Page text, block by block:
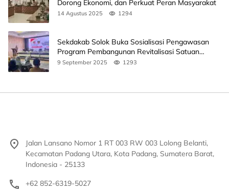
Dorong Ekonomi, dan Perkuat Peran Masyarakat
14 Agustus 2025 1294
Sekdakab Solok Buka Sosialisasi Pengawasan
Program Pembangunan Revitalisasi Satuan
Pendidikan
9 September 2025 1293
Jalan Lansano Nomor 1 RT 003 RW 003 Lolong Belanti,
Kecamatan Padang Utara, Kota Padang, Sumatera Barat,
Indonesia - 25133
+62 852-6319-5027